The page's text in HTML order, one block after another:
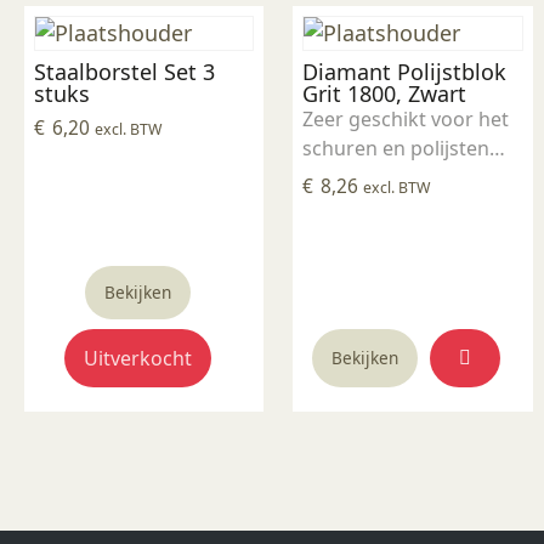
Staalborstel Set 3
stuks
€ 6,20 excl. BTW
Bekijken
Uitverkocht
Diamant Polijstblok
Grit 1800, Zwart
Zeer geschikt voor het
schuren en polijsten
van onder andere
keramiek te
verwijderen. Hoe lager
het getal van de grit,
€ 8,26 excl. BTW
Bekijken